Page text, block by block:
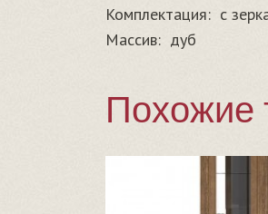
Комплектация: с
Массив: дуб
Похожие